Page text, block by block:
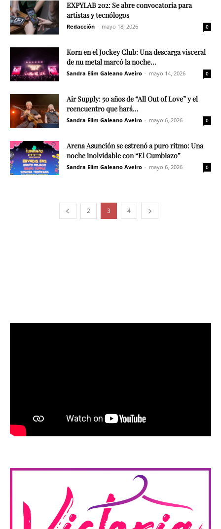
EXPYLAB 202: Se abre convocatoria para
artistas y tecnólogos
Redacción - mayo 18, 2026 0
Korn en el Jockey Club: Una descarga visceral
de nu metal marcó la noche...
Sandra Elim Galeano Aveiro - mayo 14, 2026 0
Air Supply: 50 años de “All Out of Love” y el
reencuentro que hará...
Sandra Elim Galeano Aveiro - mayo 6, 2026 0
Arena Asunción se estrenó a puro ritmo: Una
noche inolvidable con “El Cumbiazo”
Sandra Elim Galeano Aveiro - mayo 6, 2026 0
2 3 4